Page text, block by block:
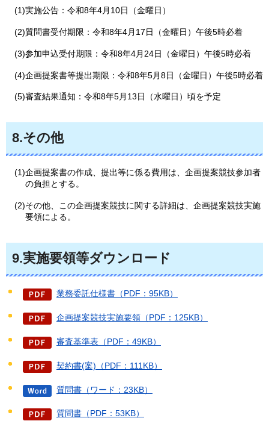
(1)実施公告：令和8年4月10日（金曜日）
(2)質問書受付期限：令和8年4月17日（金曜日）午後5時必着
(3)参加申込受付期限：令和8年4月24日（金曜日）午後5時必着
(4)企画提案書等提出期限：令和8年5月8日（金曜日）午後5時必着
(5)審査結果通知：令和8年5月13日（水曜日）頃を予定
8.その他
(1)企画提案書の作成、提出等に係る費用は、企画提案競技参加者
の負担とする。
(2)その他、この企画提案競技に関する詳細は、企画提案競技実施
要領による。
9.実施要領等ダウンロード
業務委託仕様書（PDF：95KB）
企画提案競技実施要領（PDF：125KB）
審査基準表（PDF：49KB）
契約書(案)（PDF：111KB）
質問書（ワード：23KB）
質問書（PDF：53KB）